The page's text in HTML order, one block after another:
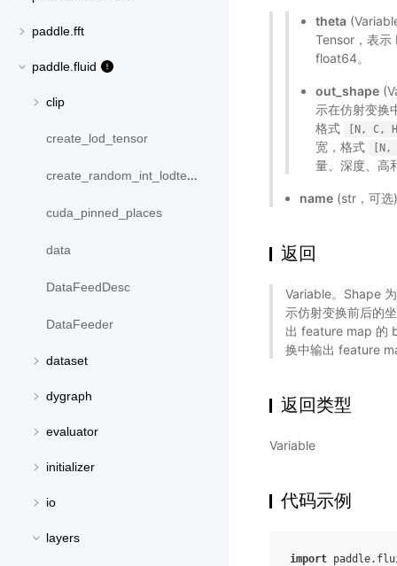
paddle.fft
paddle.fluid
clip
create_lod_tensor
create_random_int_lodtensor
cuda_pinned_places
data
DataFeedDesc
DataFeeder
dataset
dygraph
evaluator
initializer
io
layers
theta
Tensor，表
float64。
out_shape
示在仿射变换
格式
[N, C,
宽，格式 [N,
量、深度、高
name (str，可
返回
Variable。Shape
示仿射变换前后的
出 feature map 的
换中输出 feature
返回类型
Variable
代码示例
import